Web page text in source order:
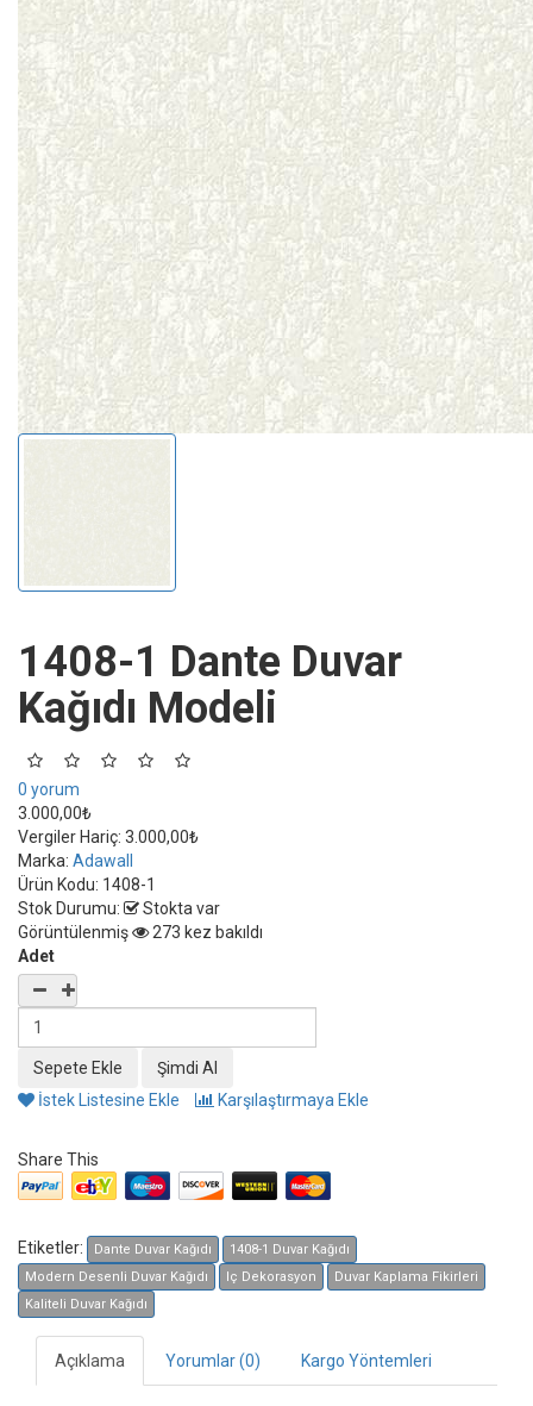
1408-1 Dante Duvar
Kağıdı Modeli
0 yorum
3.000,00₺
Vergiler Hariç: 3.000,00₺
Marka: Adawall
Ürün Kodu: 1408-1
Stok Durumu:
Stokta var
Görüntülenmiş
273 kez bakıldı
Adet
İstek Listesine Ekle Karşılaştırmaya Ekle
Share This
Etiketler: Dante Duvar Kağıdı
1408-1 Duvar Kağıdı
Modern Desenli Duvar Kağıdı
Iç Dekorasyon
Duvar Kaplama Fikirleri
Kaliteli Duvar Kağıdı
Açıklama Yorumlar (0) Kargo Yöntemleri